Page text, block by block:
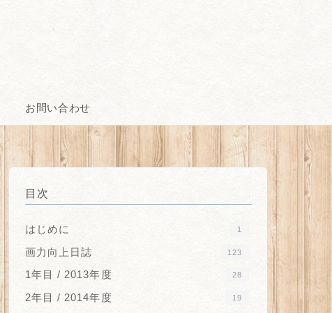
お問い合わせ
目次
はじめに 1
画力向上日誌 123
1年目 / 2013年度 28
2年目 / 2014年度 19